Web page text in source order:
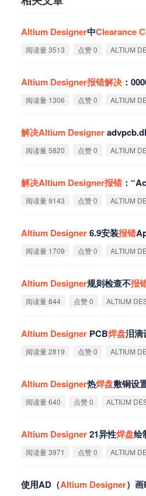
Altium Designer中Clearance
阅读量 3513 点赞 0 ALTIUM
Altium Designer报错解决 ：
阅读量 1306 点赞 0 ALTIUM
解决Altium Designer
阅读量 5820 点赞 0 ALTIUM
解决Altium Designer报错：
阅读量 9143 点赞 0 ALTIUM
Altium Designer6.9安装报错
阅读量 1709 点赞 0 ALTIUM
Altium Designer规则检查不报
阅读量 844 点赞 0 ALTIUM
Altium Designer PCB焊盘泪滴
阅读量 2819 点赞 0 ALTIUM
Altium Designer热焊盘敷铜设
阅读量 640 点赞 0 ALTIUM
Altium Designer21异性焊盘绘
阅读量 3971 点赞 0 ALTIUM
使用AD（Altium Designer）